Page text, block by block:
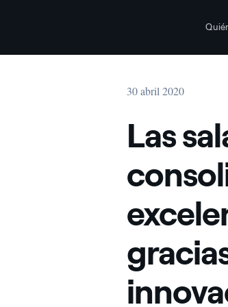
salas de control se consolidan como centros de
30 abril 2020
Las